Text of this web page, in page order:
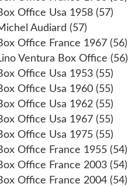
Office Usa 1958 (57)
Audiard (57)
Office France 1967 (56)
Ventura Box Office (56)
Office Usa 1953 (55)
Office Usa 1960 (55)
Office Usa 1962 (55)
Office Usa 1967 (55)
Office Usa 1975 (55)
Office France 1955 (54)
Office France 2003 (54)
Office France 2004 (54)